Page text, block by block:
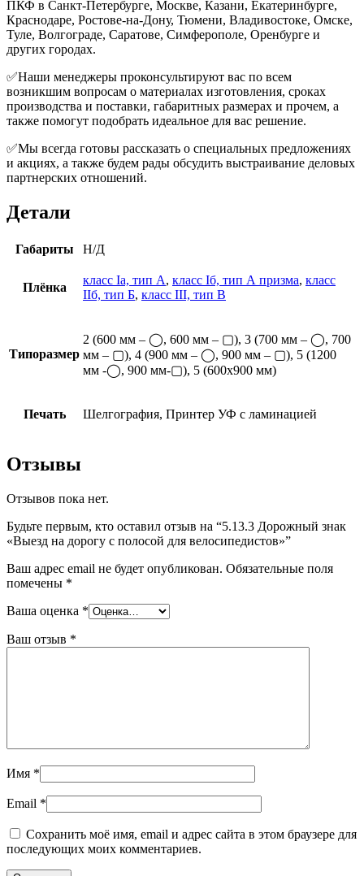
ПКФ в Санкт-Петербурге, Москве, Казани, Екатеринбурге,
Краснодаре, Ростове-на-Дону, Тюмени, Владивостоке, Омске,
Туле, Волгограде, Саратове, Симферополе, Оренбурге и
других городах.
✅Наши менеджеры проконсультируют вас по всем
возникшим вопросам о материалах изготовления, сроках
производства и поставки, габаритных размерах и прочем, а
также помогут подобрать идеальное для вас решение.
✅Мы всегда готовы рассказать о специальных предложениях
и акциях, а также будем рады обсудить выстраивание деловых
партнерских отношений.
Детали
Габариты Н/Д
Плёнка
класс Iа, тип А, класс Iб, тип А призма, класс
IIб, тип Б, класс III, тип В
Типоразмер
2 (600 мм – ◯, 600 мм – ▢), 3 (700 мм – ◯, 700
мм – ▢), 4 (900 мм – ◯, 900 мм – ▢), 5 (1200
мм -◯, 900 мм-▢), 5 (600х900 мм)
Печать Шелгография, Принтер УФ с ламинацией
Отзывы
Отзывов пока нет.
Будьте первым, кто оставил отзыв на “5.13.3 Дорожный знак
«Выезд на дорогу с полосой для велосипедистов»”
Ваш адрес email не будет опубликован. Обязательные поля
помечены *
Ваша оценка *
Ваш отзыв *
Имя *
Email *
Сохранить моё имя, email и адрес сайта в этом браузере для
последующих моих комментариев.